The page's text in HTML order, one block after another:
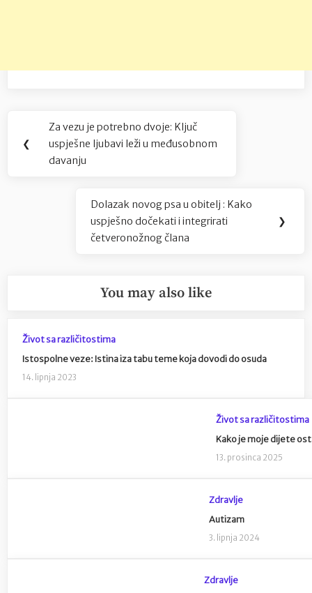
Navigacija
objava
❮
Previous
Post:
Za vezu je potrebno dvoje: Ključ
uspješne ljubavi leži u međusobnom
davanju
Next
Post:
Dolazak novog psa u obitelj : Kako
uspješno dočekati i integrirati
četveronožnog člana
❯
You may also like
Život sa različitostima
Istospolne veze: Istina iza tabu teme koja dovodi do osuda
14. lipnja 2023
Život sa različitostima
Kako je moje dijete
13. prosinca 2025
Zdravlje
Autizam
3. lipnja 2024
Zdravlje